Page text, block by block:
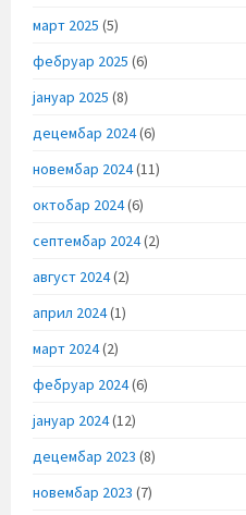
март 2025 (5)
фебруар 2025 (6)
јануар 2025 (8)
децембар 2024(6)
новембар 2024(11)
октобар 2024(6)
септембар 2024(2)
август 2024(2)
април 2024(1)
март 2024(2)
фебруар 2024(6)
јануар 2024(12)
децембар 2023 (8)
новембар 2023 (7)